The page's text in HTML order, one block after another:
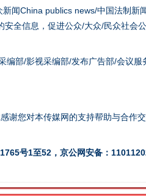
闻China publics news/中国法制新
全信息，促进公众/大众/民众社会
部/影视采编部/发布广告部/会议服
谢您对本传媒网的支持帮助与合作交
号1至52，京公网安备：
新中